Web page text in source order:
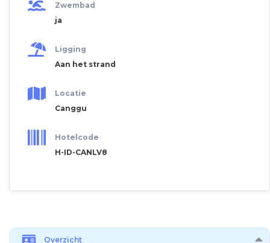
Zwembad
ja
Ligging
Aan het strand
Locatie
Canggu
Hotelcode
H-ID-CANLV8
Overzicht